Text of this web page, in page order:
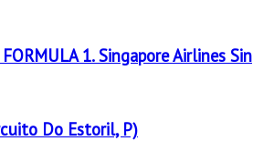
1. Singapore Airlines
Do Estoril, P)